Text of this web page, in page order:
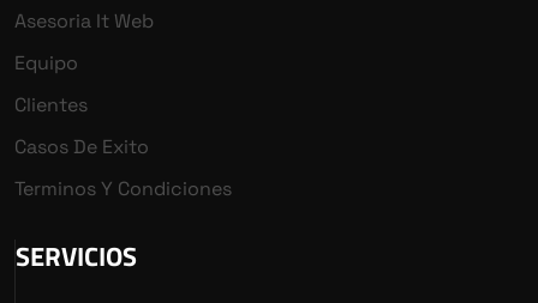
Asesoria It Web
Equipo
Clientes
Casos De Exito
Terminos Y Condiciones
SERVICIOS